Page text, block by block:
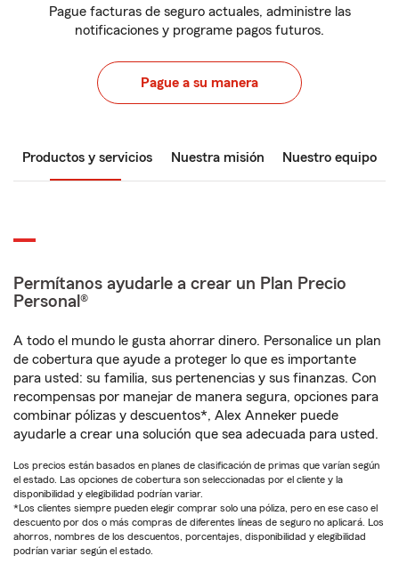
Pague facturas de seguro actuales, administre las
notificaciones y programe pagos futuros.
Pague a su manera
Productos y servicios Nuestra misión Nuestro equipo
Permítanos ayudarle a crear un Plan Precio
Personal®
A todo el mundo le gusta ahorrar dinero. Personalice un plan
de cobertura que ayude a proteger lo que es importante
para usted: su familia, sus pertenencias y sus finanzas. Con
recompensas por manejar de manera segura, opciones para
combinar pólizas y descuentos*, Alex Anneker puede
ayudarle a crear una solución que sea adecuada para usted.
Los precios están basados en planes de clasificación de primas que varían según
el estado. Las opciones de cobertura son seleccionadas por el cliente y la
disponibilidad y elegibilidad podrían variar.
*Los clientes siempre pueden elegir comprar solo una póliza, pero en ese caso el
descuento por dos o más compras de diferentes líneas de seguro no aplicará. Los
ahorros, nombres de los descuentos, porcentajes, disponibilidad y elegibilidad
podrían variar según el estado.